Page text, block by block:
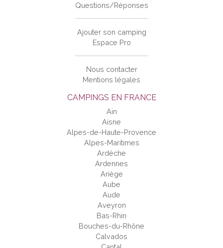
CAMPINGS EN FRANCE
Ain
Aisne
Alpes-de-Haute-Provence
Alpes-Maritimes
Ardèche
Ardennes
Ariège
Aube
Aude
Aveyron
Bas-Rhin
Bouches-du-Rhône
Calvados
Questions/Réponses
Ajouter son camping
Espace Pro
Nous contacter
Mentions légales